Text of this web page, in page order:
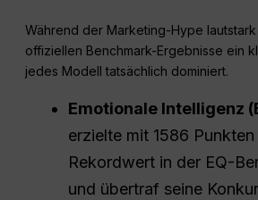
Während der Marketing-Hype
offiziellen Benchmark-Ergebnisse ein
jedes Modell tatsächlich dominiert.
Emotionale Intelligenz
erzielte mit 1586 Punkten
Rekordwert in der EQ-
und übertraf seine